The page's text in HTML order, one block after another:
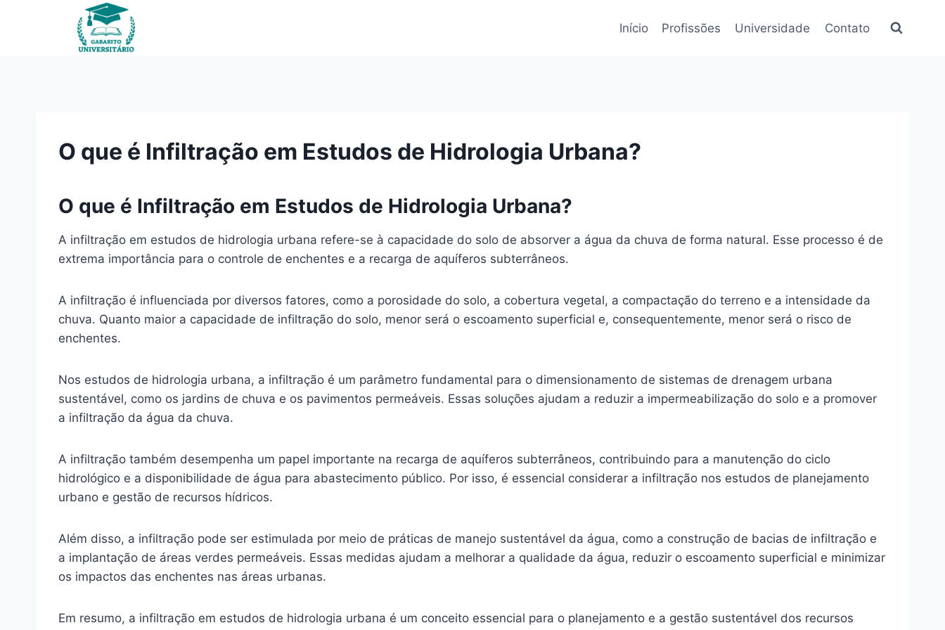
Início Profissões Universidade Contato
O que é Infiltração em Estudos de Hidrologia Urbana?
O que é Infiltração em Estudos de Hidrologia Urbana?
A infiltração em estudos de hidrologia urbana refere-se à capacidade do solo de absorver a água da chuva de forma natural. Esse processo é de
extrema importância para o controle de enchentes e a recarga de aquíferos subterrâneos.
A infiltração é influenciada por diversos fatores, como a porosidade do solo, a cobertura vegetal, a compactação do terreno e a intensidade da
chuva. Quanto maior a capacidade de infiltração do solo, menor será o escoamento superficial e, consequentemente, menor será o risco de
enchentes.
Nos estudos de hidrologia urbana, a infiltração é um parâmetro fundamental para o dimensionamento de sistemas de drenagem urbana
sustentável, como os jardins de chuva e os pavimentos permeáveis. Essas soluções ajudam a reduzir a impermeabilização do solo e a promover
a infiltração da água da chuva.
A infiltração também desempenha um papel importante na recarga de aquíferos subterrâneos, contribuindo para a manutenção do ciclo
hidrológico e a disponibilidade de água para abastecimento público. Por isso, é essencial considerar a infiltração nos estudos de planejamento
urbano e gestão de recursos hídricos.
Além disso, a infiltração pode ser estimulada por meio de práticas de manejo sustentável da água, como a construção de bacias de infiltração e
a implantação de áreas verdes permeáveis. Essas medidas ajudam a melhorar a qualidade da água, reduzir o escoamento superficial e minimizar
os impactos das enchentes nas áreas urbanas.
Em resumo, a infiltração em estudos de hidrologia urbana é um conceito essencial para o planejamento e a gestão sustentável dos recursos